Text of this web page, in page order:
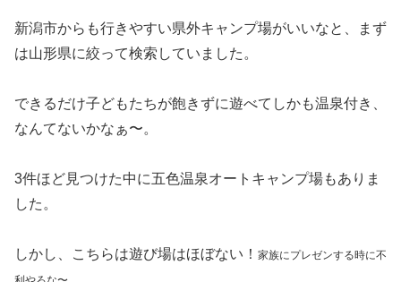
り出したのが、高畠町で燃料などを販売している
「まごころ住建」。
国の再構築補助金を活用し、約5億5,000万円の費
用をかけて大浴場とサウナを備えたオートキャン
2024年5月の本格オープンを目指し、現在整備中
だ。